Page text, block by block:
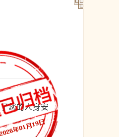
您的人身安